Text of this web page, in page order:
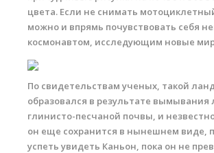
цвета. Если не снимать
можно и впрямь почувствовать себя
космонавтом, исследующим новые
По свидетельствам ученых, такой
образовался в результате вымывания
глинисто-песчаной почвы, и
он еще сохранится в нынешнем виде,
успеть увидеть Каньон, пока он не